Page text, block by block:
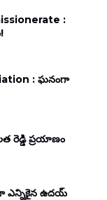
:
: ఘనంగా
రెడ్డి ప్రయాణం
ఎన్నికైన ఉదయ్